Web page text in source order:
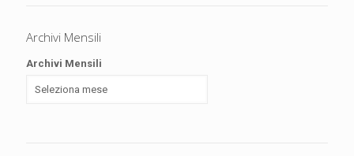
Archivi Mensili
Archivi Mensili